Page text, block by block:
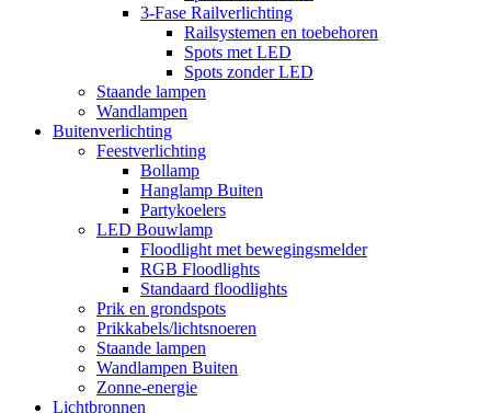
3-Fase Railverlichting
Railsystemen en toebehoren
Spots met LED
Spots zonder LED
Staande lampen
Wandlampen
Buitenverlichting
Feestverlichting
Bollamp
Hanglamp Buiten
Partykoelers
LED Bouwlamp
Floodlight met bewegingsmelder
RGB Floodlights
Standaard floodlights
Prik en grondspots
Prikkabels/lichtsnoeren
Staande lampen
Wandlampen Buiten
Zonne-energie
Lichtbronnen